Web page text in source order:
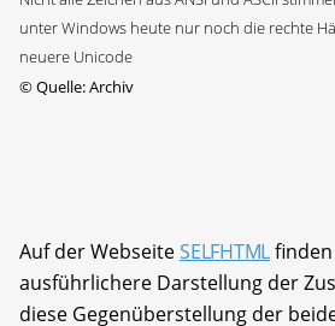
unter Windows heute nur noch die rechte
neuere Unicode
©Quelle: Archiv
Auf der WebseiteSELFHTMLfinden
ausführlichere Darstellung der
diese Gegenüberstellung der